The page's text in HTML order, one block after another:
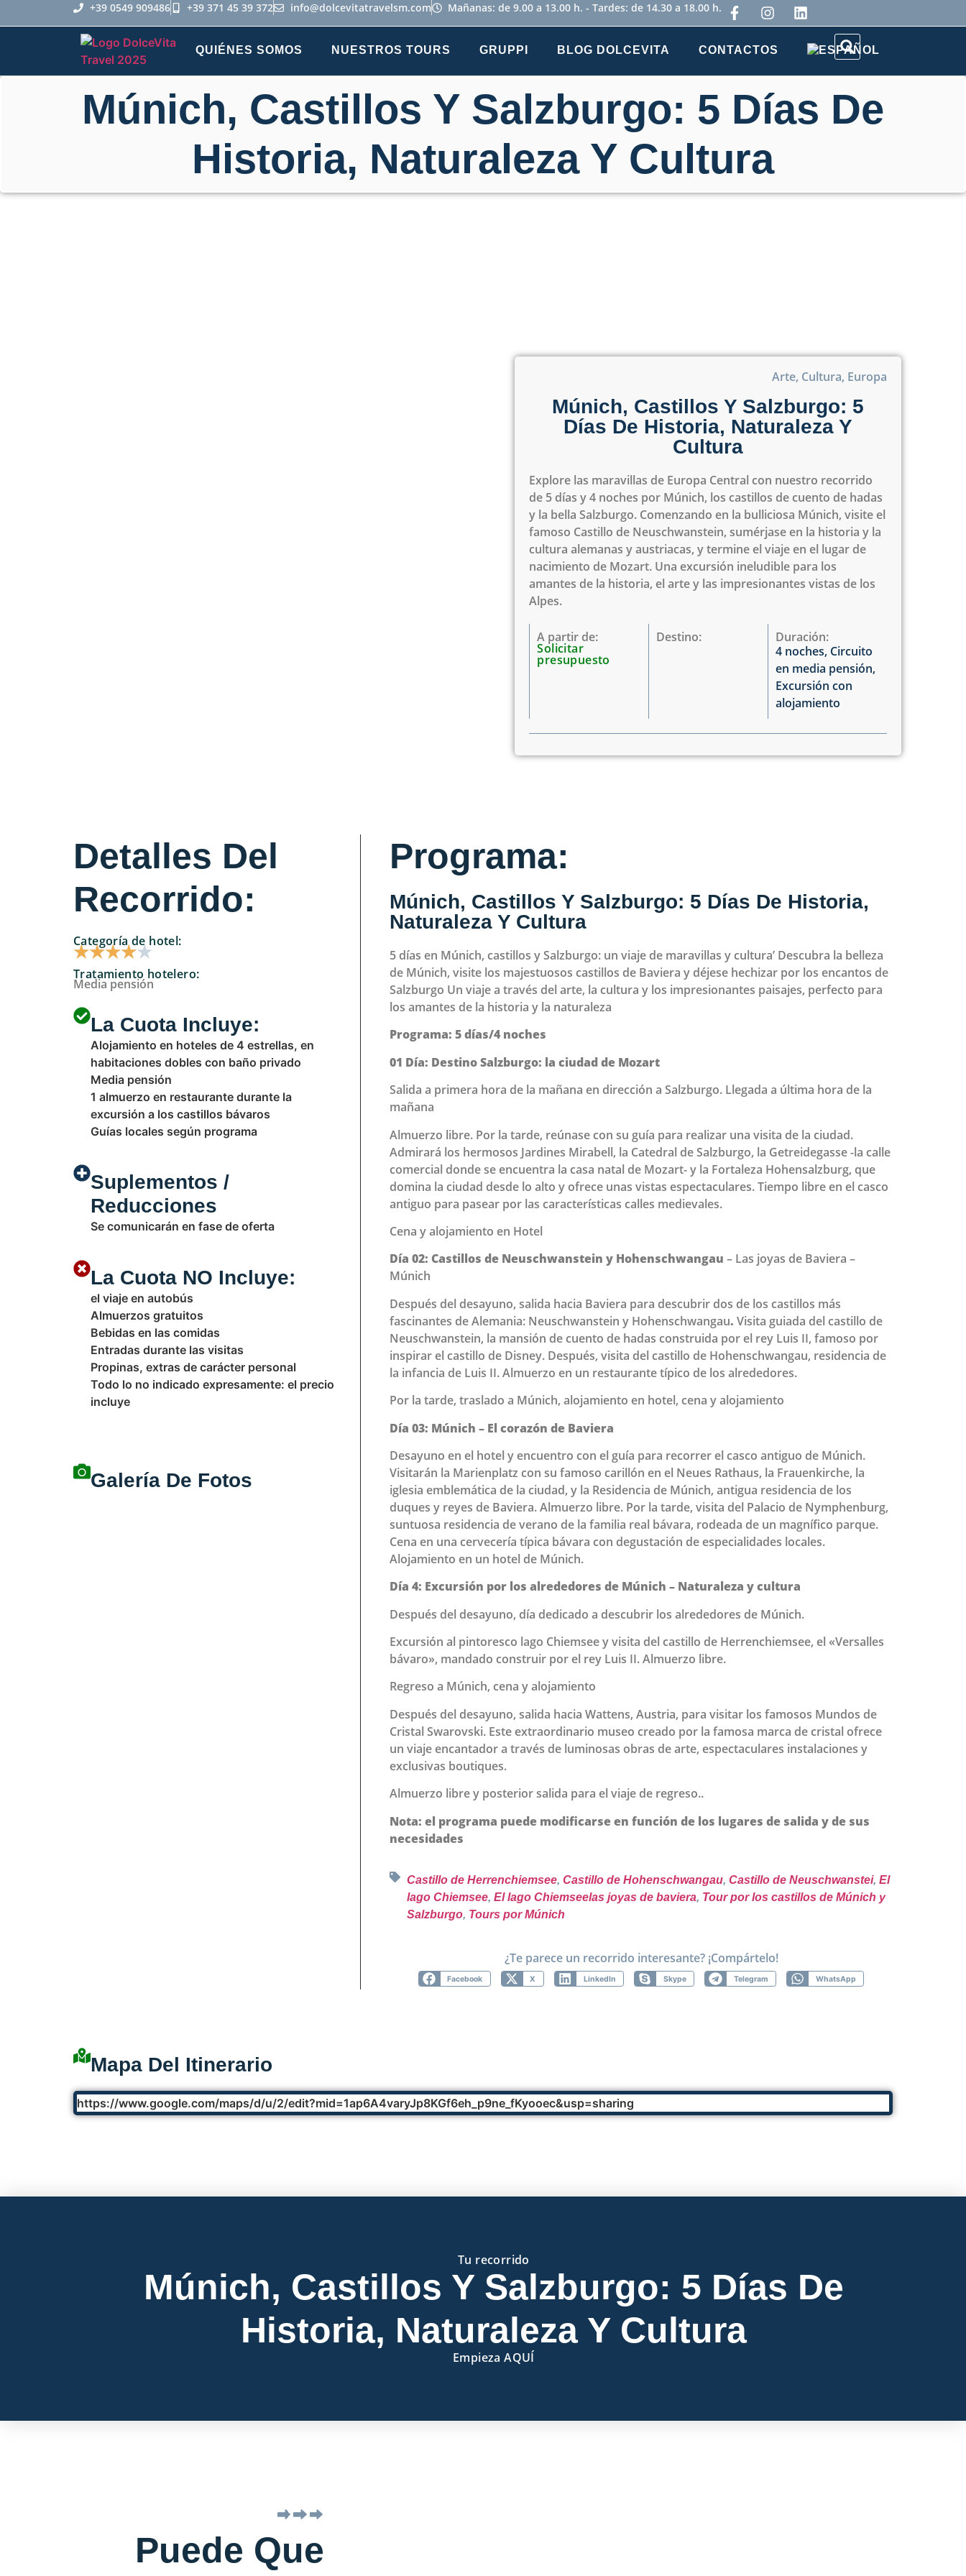
+39 0549 909486 +39 371 45 39 372 info@dolcevitatravelsm.com Mañanas: de 9.00 a 13.00 h. - Tardes: de 14.30 a 18.00 h.
QUIÉNES SOMOS NUESTROS TOURS GRUPPI BLOG DOLCEVITA CONTACTOS
Múnich, Castillos Y Salzburgo: 5 Días De
Historia, Naturaleza Y Cultura
Arte, Cultura, Europa
Múnich, Castillos Y Salzburgo: 5
Días De Historia, Naturaleza Y
Cultura
Explore las maravillas de Europa Central con nuestro recorrido
de 5 días y 4 noches por Múnich, los castillos de cuento de hadas
y la bella Salzburgo. Comenzando en la bulliciosa Múnich, visite el
famoso Castillo de Neuschwanstein, sumérjase en la historia y la
cultura alemanas y austriacas, y termine el viaje en el lugar de
nacimiento de Mozart. Una excursión ineludible para los
amantes de la historia, el arte y las impresionantes vistas de los
Alpes.
A partir de:
Solicitar
presupuesto
Destino:
Duración:
4 noches, Circuito
en media pensión,
Excursión con
alojamiento
Detalles Del
Recorrido:
Categoría de hotel:
★★★★★
Tratamiento hotelero:
Media pensión
La Cuota Incluye:
Alojamiento en hoteles de 4 estrellas, en
habitaciones dobles con baño privado
Media pensión
1 almuerzo en restaurante durante la
excursión a los castillos bávaros
Guías locales según programa
Suplementos /
Reducciones
Se comunicarán en fase de oferta
La Cuota NO Incluye:
el viaje en autobús
Almuerzos gratuitos
Bebidas en las comidas
Entradas durante las visitas
Propinas, extras de carácter personal
Todo lo no indicado expresamente: el precio
incluye
Galería De Fotos
Programa:
Múnich, Castillos Y Salzburgo: 5 Días De Historia,
Naturaleza Y Cultura
5 días en Múnich, castillos y Salzburgo: un viaje de maravillas y cultura’ Descubra la belleza
de Múnich, visite los majestuosos castillos de Baviera y déjese hechizar por los encantos de
Salzburgo Un viaje a través del arte, la cultura y los impresionantes paisajes, perfecto para
los amantes de la historia y la naturaleza
Programa: 5 días/4 noches
01 Día: Destino Salzburgo: la ciudad de Mozart
Salida a primera hora de la mañana en dirección a Salzburgo. Llegada a última hora de la
mañana
Almuerzo libre. Por la tarde, reúnase con su guía para realizar una visita de la ciudad.
Admirará los hermosos Jardines Mirabell, la Catedral de Salzburgo, la Getreidegasse -la calle
comercial donde se encuentra la casa natal de Mozart- y la Fortaleza Hohensalzburg, que
domina la ciudad desde lo alto y ofrece unas vistas espectaculares. Tiempo libre en el casco
antiguo para pasear por las características calles medievales.
Cena y alojamiento en Hotel
Día 02: Castillos de Neuschwanstein y Hohenschwangau – Las joyas de Baviera –
Múnich
Después del desayuno, salida hacia Baviera para descubrir dos de los castillos más
fascinantes de Alemania: Neuschwanstein y Hohenschwangau. Visita guiada del castillo de
Neuschwanstein, la mansión de cuento de hadas construida por el rey Luis II, famoso por
inspirar el castillo de Disney. Después, visita del castillo de Hohenschwangau, residencia de
la infancia de Luis II. Almuerzo en un restaurante típico de los alrededores.
Por la tarde, traslado a Múnich, alojamiento en hotel, cena y alojamiento
Día 03: Múnich – El corazón de Baviera
Desayuno en el hotel y encuentro con el guía para recorrer el casco antiguo de Múnich.
Visitarán la Marienplatz con su famoso carillón en el Neues Rathaus, la Frauenkirche, la
iglesia emblemática de la ciudad, y la Residencia de Múnich, antigua residencia de los
duques y reyes de Baviera. Almuerzo libre. Por la tarde, visita del Palacio de Nymphenburg,
suntuosa residencia de verano de la familia real bávara, rodeada de un magnífico parque.
Cena en una cervecería típica bávara con degustación de especialidades locales.
Alojamiento en un hotel de Múnich.
Día 4: Excursión por los alrededores de Múnich – Naturaleza y cultura
Después del desayuno, día dedicado a descubrir los alrededores de Múnich.
Excursión al pintoresco lago Chiemsee y visita del castillo de Herrenchiemsee, el «Versalles
bávaro», mandado construir por el rey Luis II. Almuerzo libre.
Regreso a Múnich, cena y alojamiento
Después del desayuno, salida hacia Wattens, Austria, para visitar los famosos Mundos de
Cristal Swarovski. Este extraordinario museo creado por la famosa marca de cristal ofrece
un viaje encantador a través de luminosas obras de arte, espectaculares instalaciones y
exclusivas boutiques.
Almuerzo libre y posterior salida para el viaje de regreso..
Nota: el programa puede modificarse en función de los lugares de salida y de sus
necesidades
Castillo de Herrenchiemsee, Castillo de Hohenschwangau, Castillo de Neuschwanstei, El
lago Chiemsee, El lago Chiemseelas joyas de baviera, Tour por los castillos de Múnich y
Salzburgo, Tours por Múnich
¿Te parece un recorrido interesante? ¡Compártelo!
Facebook X LinkedIn Skype Telegram WhatsApp
Mapa Del Itinerario
https://www.google.com/maps/d/u/2/edit?mid=1ap6A4varyJp8KGf6eh_p9ne_fKyooec&usp=sharing
Tu recorrido
Múnich, Castillos Y Salzburgo: 5 Días De
Historia, Naturaleza Y Cultura
Empieza AQUÍ
Puede Que